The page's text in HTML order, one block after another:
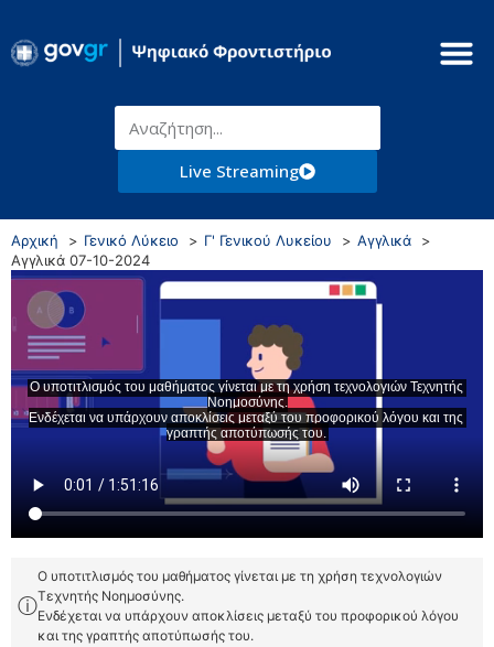
Live Streaming
Αρχική Γενικό Λύκειο Γ' Γενικού Λυκείου
Αγγλικά
Αγγλικά 07-10-2024
ⓘ
Ο υποτιτλισμός του μαθήματος γίνεται με τη χρήση τεχνολογιών
Τεχνητής Νοημοσύνης.
Ενδέχεται να υπάρχουν αποκλίσεις μεταξύ του προφορικού λόγου
και της γραπτής αποτύπωσής του.